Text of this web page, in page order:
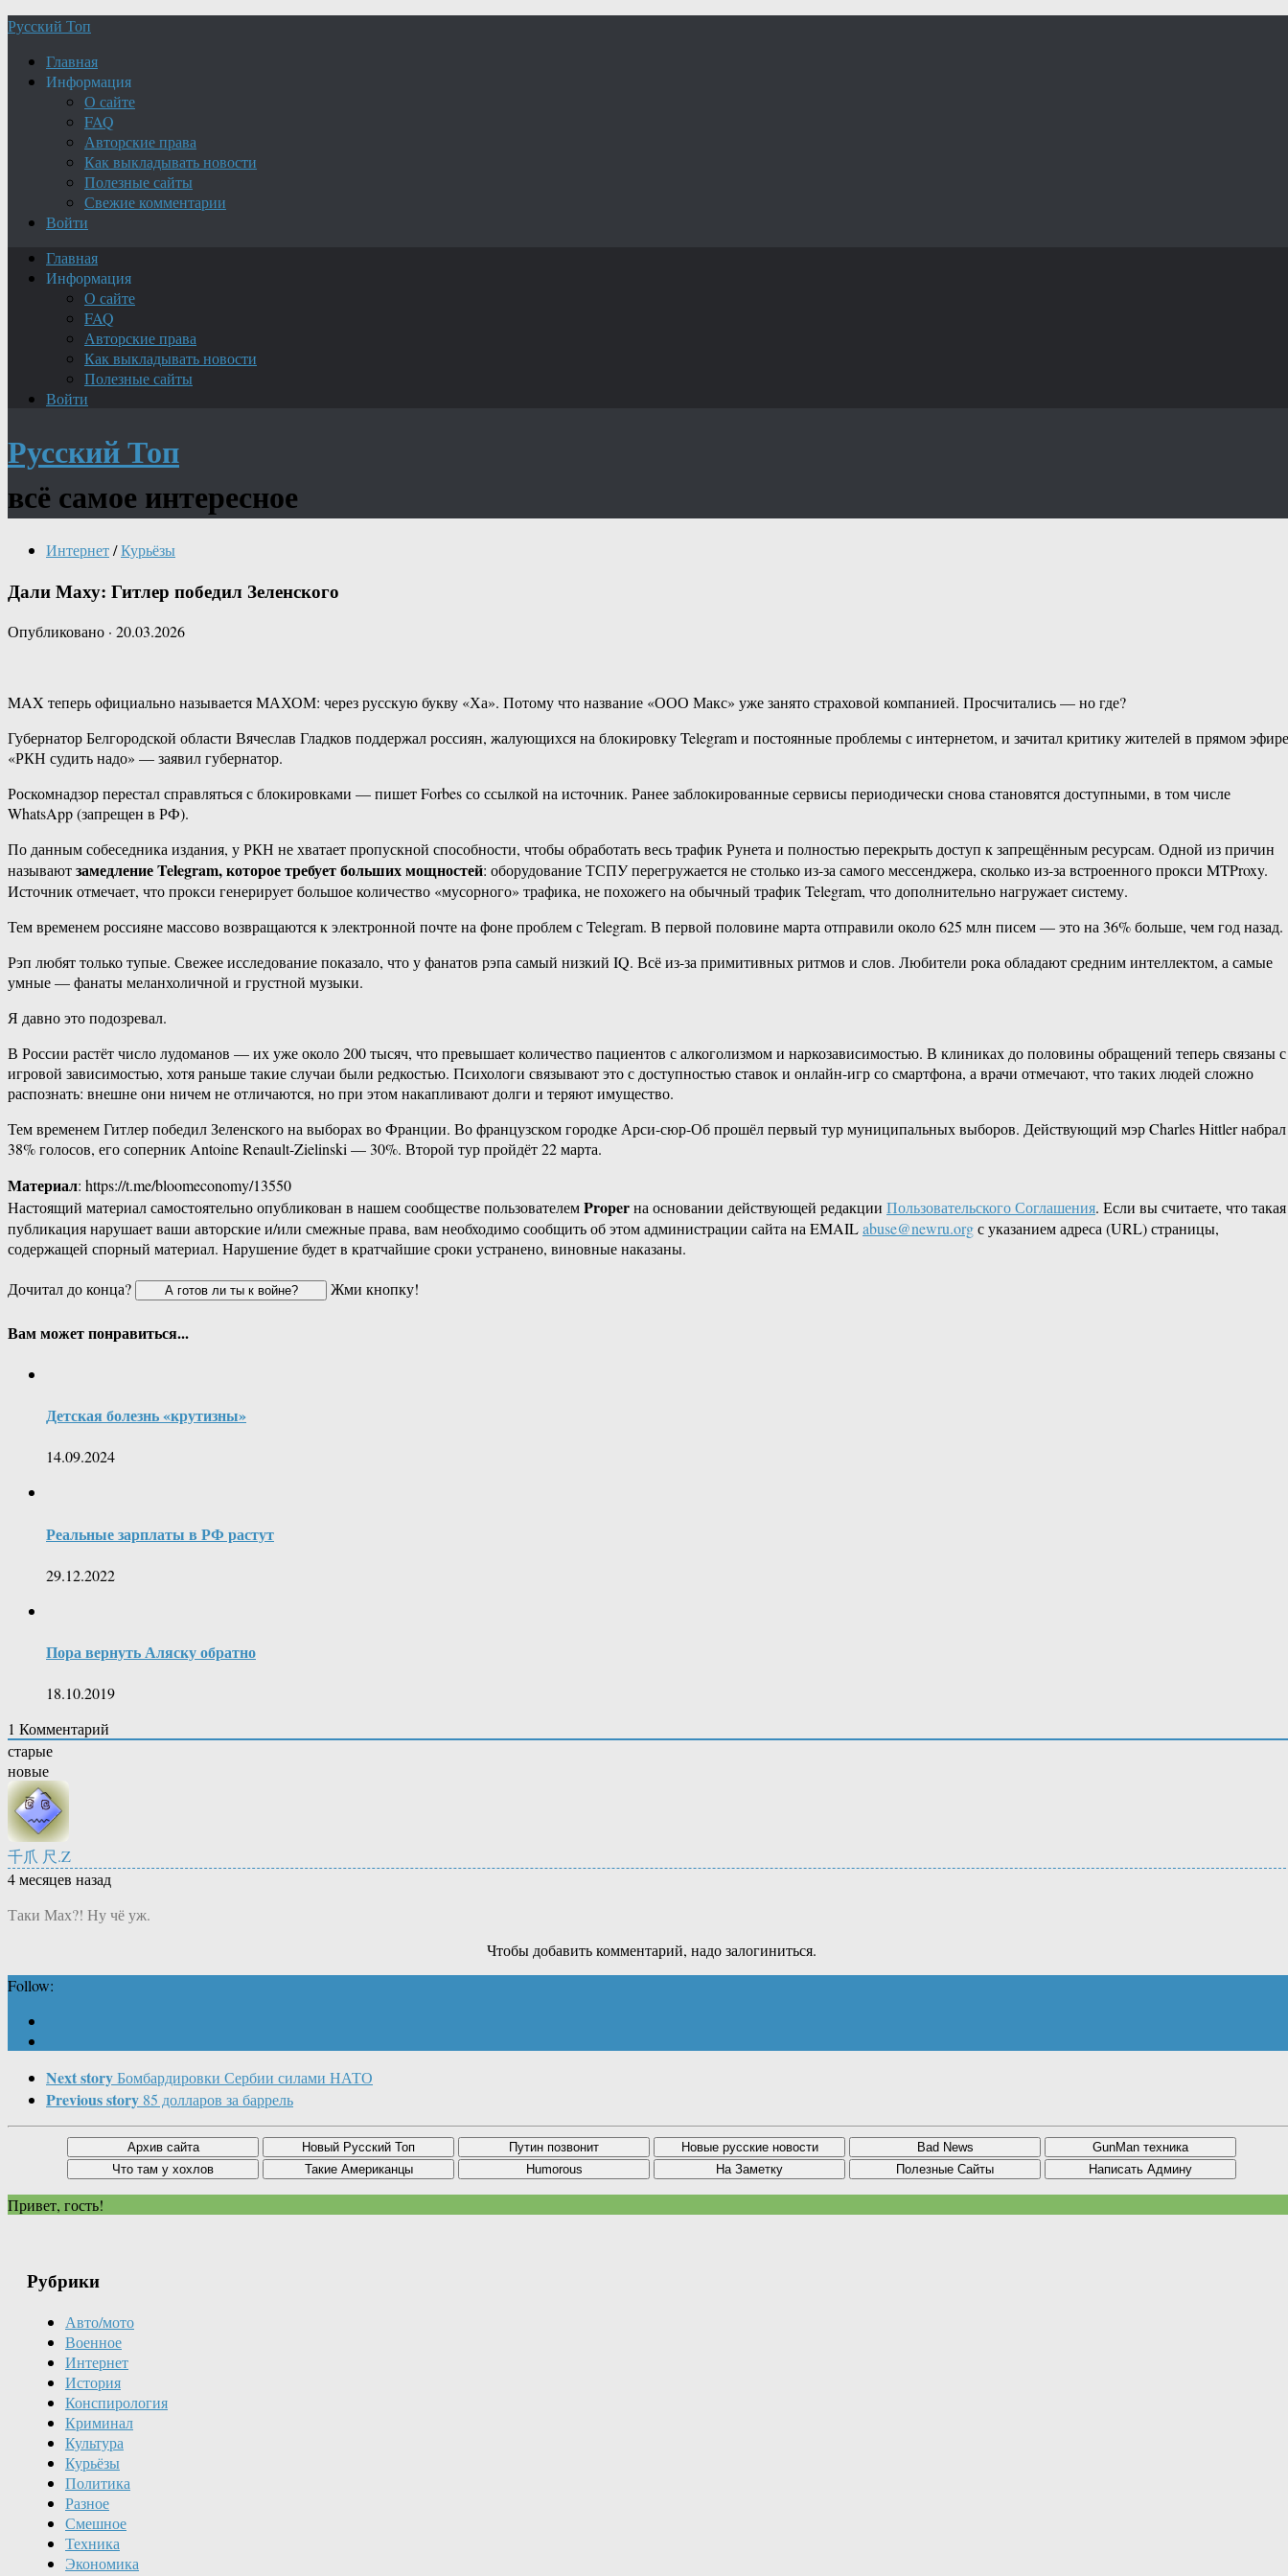
Русский Топ
Главная
Информация
О сайте
FAQ
Авторские права
Как выкладывать новости
Полезные сайты
Свежие комментарии
Войти
Главная
Информация
О сайте
FAQ
Авторские права
Как выкладывать новости
Полезные сайты
Войти
Русский Топ
всё самое интересное
Интернет/Курьёзы
Дали Маху: Гитлер победил Зеленского
Опубликовано · 20.03.2026
MAX теперь официально называется МАХОМ: через русскую букву «Ха». Потому что название «ООО Макс» уже занято страховой компанией. Просчитались — но где?
Губернатор Белгородской области Вячеслав Гладков поддержал россиян, жалующихся на блокировку Telegram и постоянные проблемы с интернетом, и зачитал критику жителей в прямом
«РКН судить надо» — заявил губернатор.
Роскомнадзор перестал справляться с блокировками — пишет Forbes со ссылкой на источник. Ранее заблокированные сервисы периодически снова становятся доступными, в том числе
WhatsApp (запрещен в РФ).
По данным собеседника издания, у РКН не хватает пропускной способности, чтобы обработать весь трафик Рунета и полностью перекрыть доступ к запрещённым ресурсам. Одной из причин
называютзамедление Telegram, которое требует больших мощностей: оборудование ТСПУ перегружается не столько из-за самого мессенджера, сколько из-за встроенного прокси MTProxy.
Источник отмечает, что прокси генерирует большое количество «мусорного» трафика, не похожего на обычный трафик Telegram, что дополнительно нагружает систему.
Тем временем россияне массово возвращаются к электронной почте на фоне проблем с Telegram. В первой половине марта отправили около 625 млн писем — это на 36% больше, чем год назад.
Рэп любят только тупые. Свежее исследование показало, что у фанатов рэпа самый низкий IQ. Всё из-за примитивных ритмов и слов. Любители рока обладают средним интеллектом, а самые
умные — фанаты меланхоличной и грустной музыки.
Я давно это подозревал.
В России растёт число лудоманов — их уже около 200 тысяч, что превышает количество пациентов с алкоголизмом и наркозависимостью. В клиниках до половины обращений теперь связаны с
игровой зависимостью, хотя раньше такие случаи были редкостью. Психологи связывают это с доступностью ставок и онлайн-игр со смартфона, а врачи отмечают, что таких людей сложно
распознать: внешне они ничем не отличаются, но при этом накапливают долги и теряют имущество.
Тем временем Гитлер победил Зеленского на выборах во Франции. Во французском городке Арси-сюр-Об прошёл первый тур муниципальных выборов. Действующий мэр Charles Hittler набрал
38% голосов, его соперник Antoine Renault-Zielinski — 30%. Второй тур пройдёт 22 марта.
Материал: https://t.me/bloomeconomy/13550
Настоящий материал самостоятельно опубликован в нашем сообществе пользователемProperна основании действующей редакции Пользовательского Соглашения. Если вы считаете, что такая
публикация нарушает ваши авторские и/или смежные права, вам необходимо сообщить об этом администрации сайта на EMAILabuse@newru.orgс указанием адреса (URL) страницы,
содержащей спорный материал. Нарушение будет в кратчайшие сроки устранено, виновные наказаны.
Дочитал до конца?
Жми кнопку!
Вам может понравиться...
Детская болезнь «крутизны»
14.09.2024
Реальные зарплаты в РФ растут
29.12.2022
Пора вернуть Аляску обратно
18.10.2019
1 Комментарий
старые
новые
千爪 尺.Z
4 месяцев назад
Таки Мах?! Ну чё уж.
Чтобы добавить комментарий, надо залогиниться.
Follow:
Next storyБомбардировки Сербии силами НАТО
Previous story 85 долларов за баррель
Привет, гость!
Рубрики
Авто/мото
Военное
Интернет
История
Конспирология
Криминал
Культура
Курьёзы
Политика
Разное
Смешное
Техника
Экономика